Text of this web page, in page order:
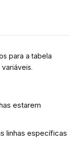
para a tabela
estarem
linhas específicas